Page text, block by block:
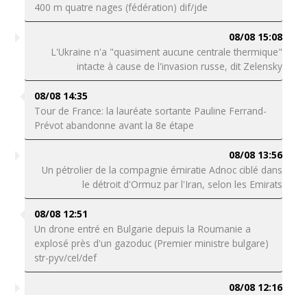
400 m quatre nages (fédération) dif/jde
08/08 15:08
L'Ukraine n'a "quasiment aucune centrale thermique"
intacte à cause de l'invasion russe, dit Zelensky
08/08 14:35
Tour de France: la lauréate sortante Pauline Ferrand-
Prévot abandonne avant la 8e étape
08/08 13:56
Un pétrolier de la compagnie émiratie Adnoc ciblé dans
le détroit d'Ormuz par l'Iran, selon les Emirats
08/08 12:51
Un drone entré en Bulgarie depuis la Roumanie a
explosé près d'un gazoduc (Premier ministre bulgare)
str-pyv/cel/def
08/08 12:16